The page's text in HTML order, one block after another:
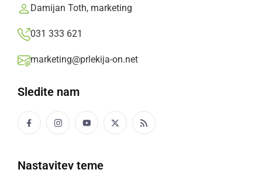
Damijan Toth, marketing
031 333 621
marketing@prlekija-on.net
Sledite nam
Nastavitev teme